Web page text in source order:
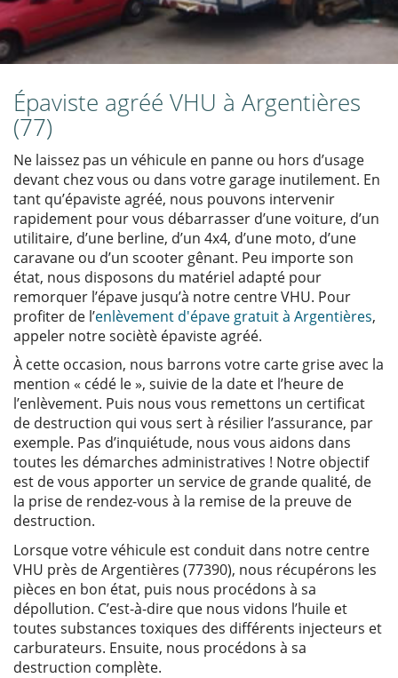
Épaviste agréé VHU à Argentières
(77)
Ne laissez pas un véhicule en panne ou hors d’usage
devant chez vous ou dans votre garage inutilement. En
tant qu’épaviste agréé, nous pouvons intervenir
rapidement pour vous débarrasser d’une voiture, d’un
utilitaire, d’une berline, d’un 4x4, d’une moto, d’une
caravane ou d’un scooter gênant. Peu importe son
état, nous disposons du matériel adapté pour
remorquer l’épave jusqu’à notre centre VHU. Pour
profiter de l’enlèvement d'épave gratuit à Argentières,
appeler notre sociètè épaviste agréé.
À cette occasion, nous barrons votre carte grise avec la
mention « cédé le », suivie de la date et l’heure de
l’enlèvement. Puis nous vous remettons un certificat
de destruction qui vous sert à résilier l’assurance, par
exemple. Pas d’inquiétude, nous vous aidons dans
toutes les démarches administratives ! Notre objectif
est de vous apporter un service de grande qualité, de
la prise de rendez-vous à la remise de la preuve de
destruction.
Lorsque votre véhicule est conduit dans notre centre
VHU près de Argentières (77390), nous récupérons les
pièces en bon état, puis nous procédons à sa
dépollution. C’est-à-dire que nous vidons l’huile et
toutes substances toxiques des différents injecteurs et
carburateurs. Ensuite, nous procédons à sa
destruction complète.